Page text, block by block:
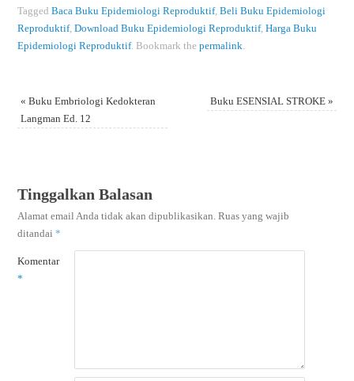
Tagged Baca Buku Epidemiologi Reproduktif, Beli Buku Epidemiologi
Reproduktif, Download Buku Epidemiologi Reproduktif, Harga Buku
Epidemiologi Reproduktif. Bookmark the permalink.
« Buku Embriologi Kedokteran
Langman Ed. 12
Buku ESENSIAL STROKE»
Tinggalkan Balasan
Alamat email Anda tidak akan dipublikasikan. Ruas yang wajib
ditandai *
Komentar
*